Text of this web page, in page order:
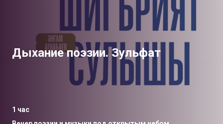
Дыхание поэзии. Зульфат
1 час